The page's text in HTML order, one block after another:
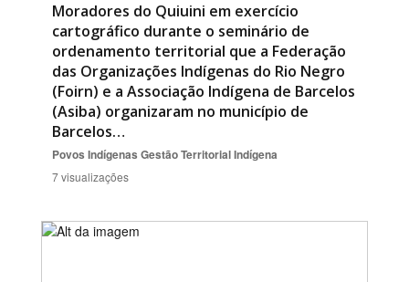
Moradores do Quiuini em exercício
cartográfico durante o seminário de
ordenamento territorial que a Federação
das Organizações Indígenas do Rio Negro
(Foirn) e a Associação Indígena de Barcelos
(Asiba) organizaram no município de
Barcelos…
Povos Indígenas Gestão Territorial Indígena
7 visualizações